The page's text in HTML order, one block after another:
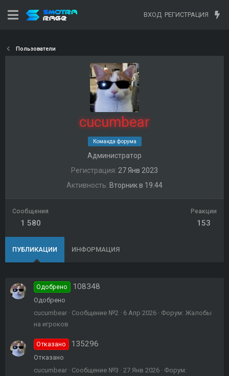
ВХОД РЕГИСТРАЦИЯ
Пользователи
cucumbear
Команда форума
Администратор
Регистрация 27 Янв 2023
Активность Вторник в 19:44
Сообщения
1 580
Реакции
153
ПУБЛИКАЦИИ ИНФОРМАЦИЯ
Одобрено 108348
Одобрено
cucumbear
Сообщение №2 6 Апр 2026 Форум: Жалобы
на игроков
Отказано 135296
Отказано
cucumbear
Сообщение №3 27 Янв 2026
Форум: